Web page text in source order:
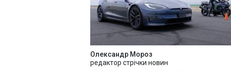
Олександр Мороз
редактор стрічки новин